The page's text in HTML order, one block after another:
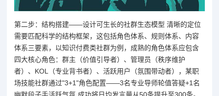
第二步：结构搭建——设计可生长的社群生态模型 清晰的定位
需要匹配科学的结构框架，这包括角色体系、规则体系、内容
体系三要素，以知识付费类社群为例，成熟的角色体系应包含
四大核心角色：群主（价值引导者）、管理员（秩序维护
者）、KOL（专业背书者）、活跃用户（氛围带动者），某职
场技能社群通过"3+1"角色配置——3名专业导师轮值答疑+1名